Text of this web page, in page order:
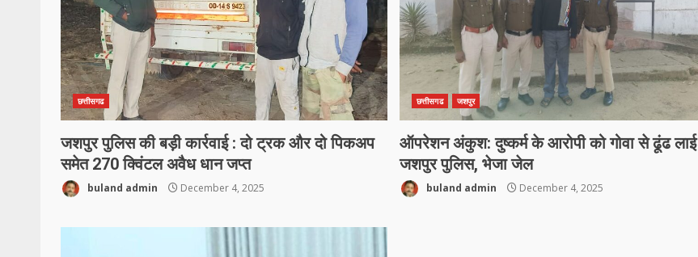
छत्तीसगढ
जशपुर पुलिस की बड़ी कार्रवाई : दो ट्रक और दो पिकअप
समेत 270 क्विंटल अवैध धान जप्त
buland admin December 4, 2025
छत्तीसगढ जशपुर
ऑपरेशन अंकुश: दुष्कर्म के आरोपी को गोवा से ढूंढ लाई
जशपुर पुलिस, भेजा जेल
buland admin December 4, 2025